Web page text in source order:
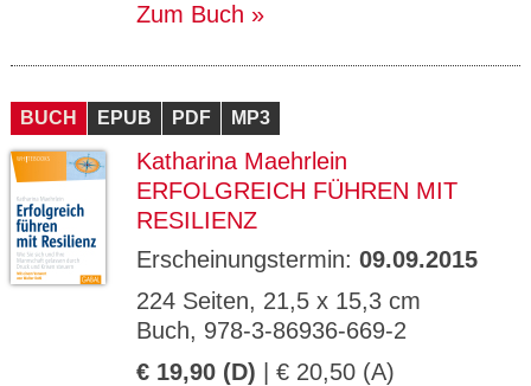
Zum Buch
BUCH EPUB PDF MP3
Katharina Maehrlein
ERFOLGREICH FÜHREN MIT
RESILIENZ
Erscheinungstermin: 09.09.2015
224 Seiten, 21,5 x 15,3 cm
Buch, 978-3-86936-669-2
€ 19,90 (D) | € 20,50 (A)